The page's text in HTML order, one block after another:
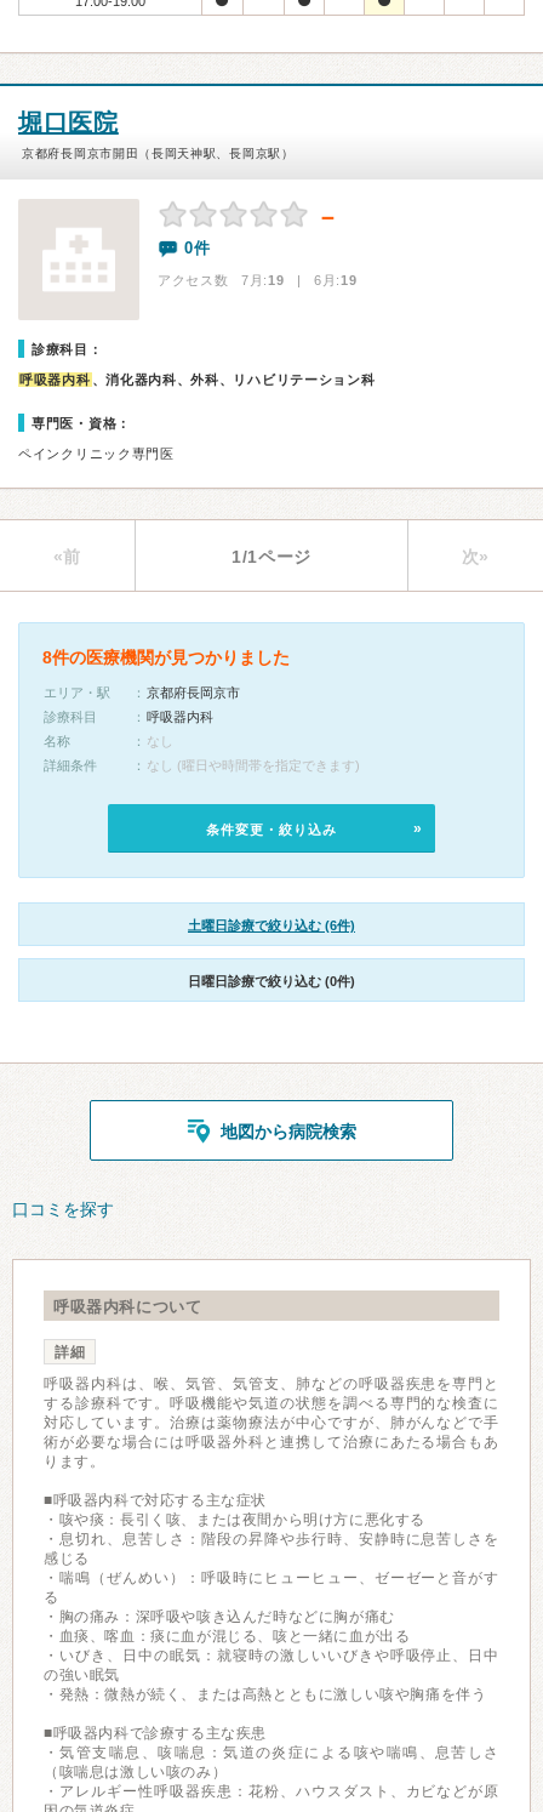
堀口医院
京都府長岡京市開田（長岡天神駅、長岡京駅）
－
0件
アクセス数 7月:19 | 6月:19
診療科目：
呼吸器内科 、消化器内科、外科、リハビリテーション科
専門医・資格：
ペインクリニック専門医
«前 1/1ページ 次»
8件の医療機関が見つかりました
エリア・駅
京都府長岡京市
診療科目
呼吸器内科
名称
なし
詳細条件
なし (曜日や時間帯を指定できます)
条件変更・絞り込み
土曜日診療で絞り込む (6件)
日曜日診療で絞り込む (0件)
地図から病院検索
口コミを探す
呼吸器内科について
詳細
呼吸器内科は、喉、気管、気管支、肺などの呼吸器疾患を専門と
する診療科です。呼吸機能や気道の状態を調べる専門的な検査に
対応しています。治療は薬物療法が中心ですが、肺がんなどで手
術が必要な場合には呼吸器外科と連携して治療にあたる場合もあ
ります。
■呼吸器内科で対応する主な症状
・咳や痰：長引く咳、または夜間から明け方に悪化する
・息切れ、息苦しさ：階段の昇降や歩行時、安静時に息苦しさを
感じる
・喘鳴（ぜんめい）：呼吸時にヒューヒュー、ゼーゼーと音がす
る
・胸の痛み：深呼吸や咳き込んだ時などに胸が痛む
・血痰、喀血：痰に血が混じる、咳と一緒に血が出る
・いびき、日中の眠気：就寝時の激しいいびきや呼吸停止、日中
の強い眠気
・発熱：微熱が続く、または高熱とともに激しい咳や胸痛を伴う
■呼吸器内科で診療する主な疾患
・気管支喘息、咳喘息：気道の炎症による咳や喘鳴、息苦しさ
（咳喘息は激しい咳のみ）
・アレルギー性呼吸器疾患：花粉、ハウスダスト、カビなどが原